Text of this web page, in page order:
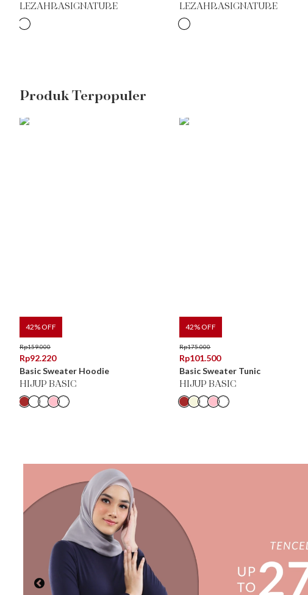
LEZAHRASIGNATURE LEZAHRASIGNATURE
Produk Terpopuler
42% OFF
Rp159.000
Rp92.220
Basic Sweater Hoodie
HIJUP BASIC
42% OFF
Rp175.000
Rp101.500
Basic Sweater Tunic
HIJUP BASIC